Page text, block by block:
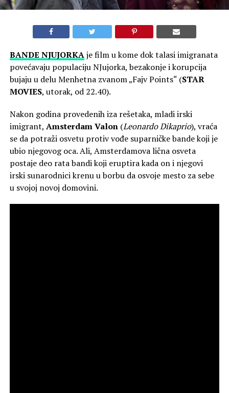
BANDE NJUJORKAje film u kome dok talasi imigranata
povećavaju populaciju NJujorka, bezakonje i korupcija
bujaju u delu Menhetna zvanom „Fajv Points“ (STAR
MOVIES, utorak, od 22.40).
Nakon godina provedenih iza rešetaka, mladi irski
imigrant, Amsterdam Valon(Leonardo Dikaprio), vraća
se da potraži osvetu protiv vođe suparničke bande koji je
ubio njegovog oca. Ali, Amsterdamova lična osveta
postaje deo rata bandi koji eruptira kada on i njegovi
irski sunarodnici krenu u borbu da osvoje mesto za sebe
u svojoj novoj domovini.